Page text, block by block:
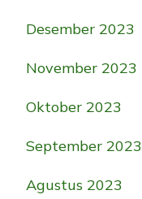
Desember 2023
November 2023
Oktober 2023
September 2023
Agustus 2023